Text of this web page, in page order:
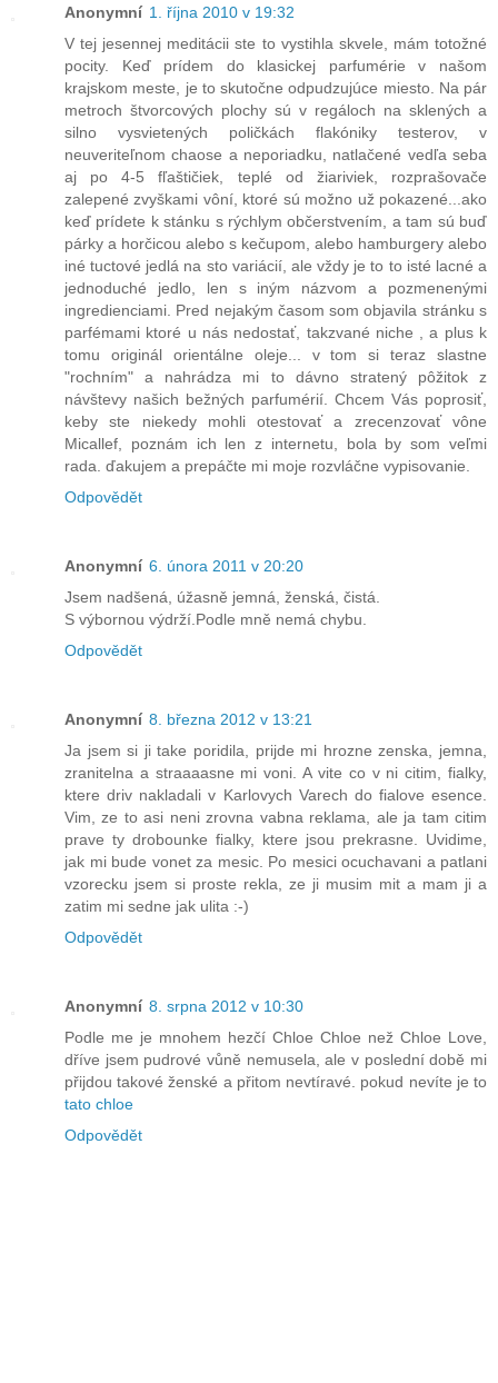
Anonymní 1. října 2010 v 19:32
V tej jesennej meditácii ste to vystihla skvele, mám totožné
pocity. Keď prídem do klasickej parfumérie v našom
krajskom meste, je to skutočne odpudzujúce miesto. Na pár
metroch štvorcových plochy sú v regáloch na sklených a
silno vysvietených poličkách flakóniky testerov, v
neuveriteľnom chaose a neporiadku, natlačené vedľa seba
aj po 4-5 fľaštičiek, teplé od žiariviek, rozprašovače
zalepené zvyškami vôní, ktoré sú možno už pokazené...ako
keď prídete k stánku s rýchlym občerstvením, a tam sú buď
párky a horčicou alebo s kečupom, alebo hamburgery alebo
iné tuctové jedlá na sto variácií, ale vždy je to to isté lacné a
jednoduché jedlo, len s iným názvom a pozmenenými
ingredienciami. Pred nejakým časom som objavila stránku s
parfémami ktoré u nás nedostať, takzvané niche , a plus k
tomu originál orientálne oleje... v tom si teraz slastne
"rochním" a nahrádza mi to dávno stratený pôžitok z
návštevy našich bežných parfumérií. Chcem Vás poprosiť,
keby ste niekedy mohli otestovať a zrecenzovať vône
Micallef, poznám ich len z internetu, bola by som veľmi
rada. ďakujem a prepáčte mi moje rozvláčne vypisovanie.
Odpovědět
Anonymní 6. února 2011 v 20:20
Jsem nadšená, úžasně jemná, ženská, čistá.
S výbornou výdrží.Podle mně nemá chybu.
Odpovědět
Anonymní 8. března 2012 v 13:21
Ja jsem si ji take poridila, prijde mi hrozne zenska, jemna,
zranitelna a straaaasne mi voni. A vite co v ni citim, fialky,
ktere driv nakladali v Karlovych Varech do fialove esence.
Vim, ze to asi neni zrovna vabna reklama, ale ja tam citim
prave ty drobounke fialky, ktere jsou prekrasne. Uvidime,
jak mi bude vonet za mesic. Po mesici ocuchavani a patlani
vzorecku jsem si proste rekla, ze ji musim mit a mam ji a
zatim mi sedne jak ulita :-)
Odpovědět
Anonymní 8. srpna 2012 v 10:30
Podle me je mnohem hezčí Chloe Chloe než Chloe Love,
dříve jsem pudrové vůně nemusela, ale v poslední době mi
přijdou takové ženské a přitom nevtíravé. pokud nevíte je to
tato chloe
Odpovědět